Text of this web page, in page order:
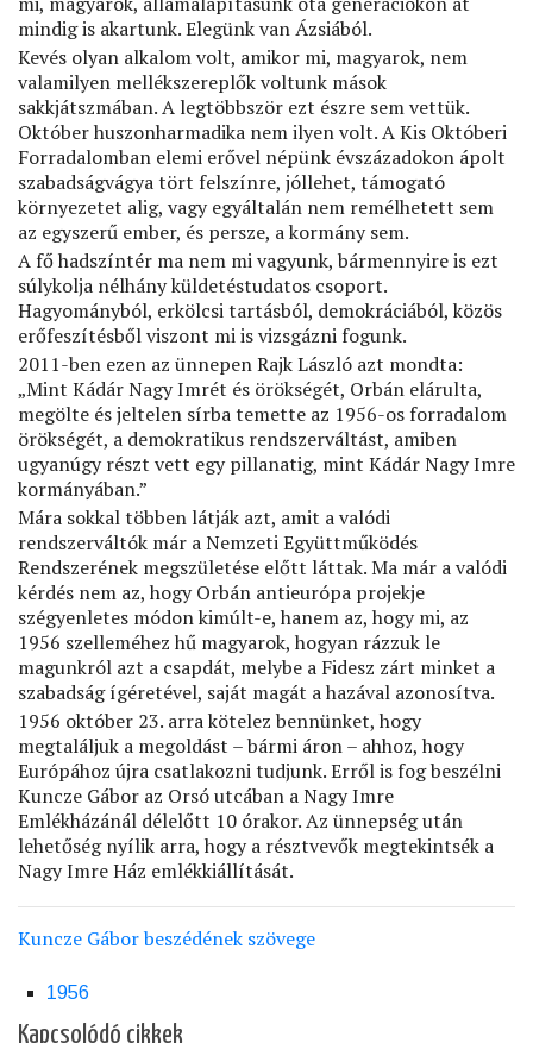
mindig is akartunk. Elegünk van Ázsiából.
Kevés olyan alkalom volt, amikor mi, magyarok, nem
valamilyen mellékszereplők voltunk mások
sakkjátszmában. A legtöbbször ezt észre sem vettük.
Október huszonharmadika nem ilyen volt. A Kis Októberi
Forradalomban elemi erővel népünk évszázadokon ápolt
szabadságvágya tört felszínre, jóllehet, támogató
környezetet alig, vagy egyáltalán nem remélhetett sem
az egyszerű ember, és persze, a kormány sem.
A fő hadszíntér ma nem mi vagyunk, bármennyire is ezt
súlykolja nélhány küldetéstudatos csoport.
Hagyományból, erkölcsi tartásból, demokráciából, közös
erőfeszítésből viszont mi is vizsgázni fogunk.
2011-ben ezen az ünnepen Rajk László azt mondta:
„Mint Kádár Nagy Imrét és örökségét, Orbán elárulta,
megölte és jeltelen sírba temette az 1956-os forradalom
örökségét, a demokratikus rendszerváltást, amiben
ugyanúgy részt vett egy pillanatig, mint Kádár Nagy Imre
kormányában.”
Mára sokkal többen látják azt, amit a valódi
rendszerváltók már a Nemzeti Együttműködés
Rendszerének megszületése előtt láttak. Ma már a valódi
kérdés nem az, hogy Orbán antieurópa projekje
szégyenletes módon kimúlt-e, hanem az, hogy mi, az
1956 szelleméhez hű magyarok, hogyan rázzuk le
magunkról azt a csapdát, melybe a Fidesz zárt minket a
szabadság ígéretével, saját magát a hazával azonosítva.
1956 október 23. arra kötelez bennünket, hogy
megtaláljuk a megoldást – bármi áron – ahhoz, hogy
Európához újra csatlakozni tudjunk. Erről is fog beszélni
Kuncze Gábor az Orsó utcában a Nagy Imre
Emlékházánál délelőtt 10 órakor. Az ünnepség után
lehetőség nyílik arra, hogy a résztvevők megtekintsék a
Nagy Imre Ház emlékkiállítását.
Kuncze Gábor beszédének szövege
1956
Kapcsolódó cikkek